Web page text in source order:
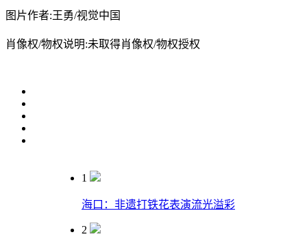
图片作者:王勇/视觉中国
肖像权/物权说明:未取得肖像权/物权授权
1
海口：非遗打铁花表演流光溢彩
2